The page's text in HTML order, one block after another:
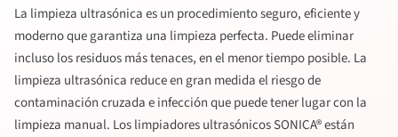
La limpieza ultrasónica es un procedimiento seguro, eficiente y
moderno que garantiza una limpieza perfecta. Puede eliminar
incluso los residuos más tenaces, en el menor tiempo posible. La
limpieza ultrasónica reduce en gran medida el riesgo de
contaminación cruzada e infección que puede tener lugar con la
limpieza manual. Los limpiadores ultrasónicos SONICA® están